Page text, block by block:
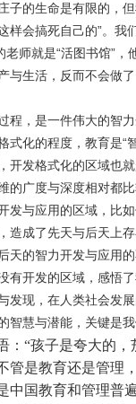
子的生命是有限的，
样会搞死自己的”。我
老师就是“活图书馆” ，
与生活，反而不会做
程，是一件伟大的智
式化的程度，教育是“
开发格式化的区域也
的广度与深度相对都
发与应用的区域，比
造成了先天与后天上
天的智力开发与应用
有开发的区域，感悟
发现，在人类社会发
智慧与潜能，关键是
：“孩子是夸大的
管是教育还是管理
中国教育和管理普